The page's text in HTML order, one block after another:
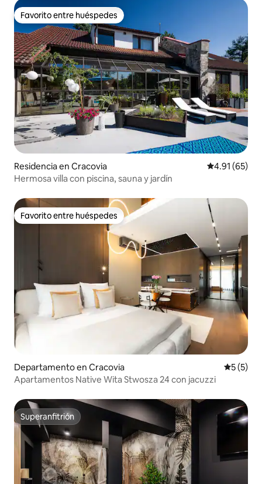
Favorito entre huéspedes
Favorito entre huéspedes
Residencia en Cracovia Calificación
4.91 (65)
Hermosa villa con piscina, sauna y jardín
Favorito entre huéspedes
Favorito entre huéspedes
Departamento en Cracovia
5 (5)
Apartamentos Native Wita Stwosza 24 con jacuzzi
Superanfitrión
Superanfitrión